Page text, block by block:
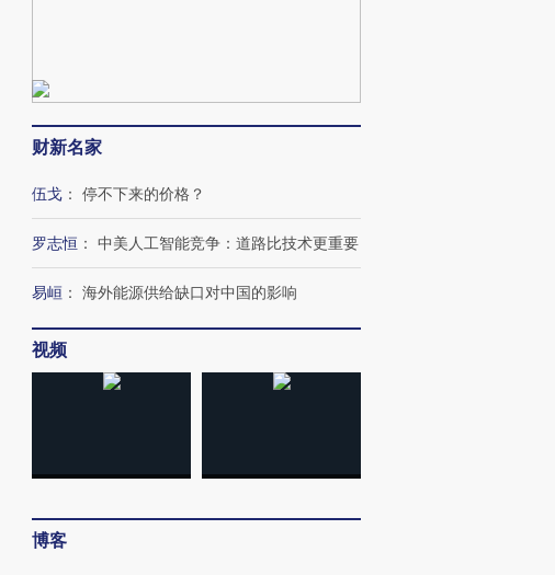
财新名家
伍戈 ： 停不下来的价格？
罗志恒 ： 中美人工智能竞争：道路比技术更重要
易峘 ： 海外能源供给缺口对中国的影响
视频
博客